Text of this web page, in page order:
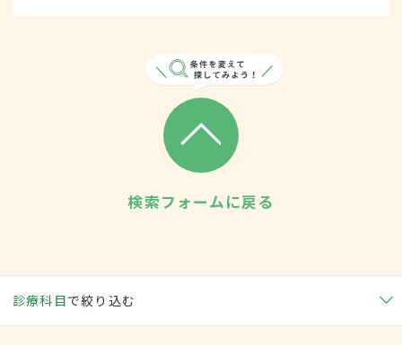
検索フォームに戻る
診療科目で絞り込む